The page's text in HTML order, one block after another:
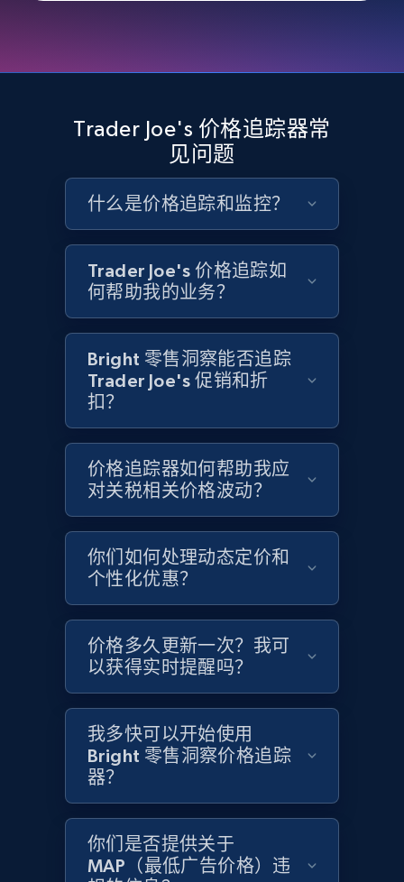
Google Shopping - collects products from
web using keywords
URL, Product id, Title, Product description,
Rating, Reviews count, Images, Variations, and
2.4K+ 199+ 立即开始
Home Depot US
URL, Domain, Country code, Model number,
Sku, Product id, Product name, Manufacturer,
and more.
2.1K+ 355+
Home Depot US - Gather data on products
using specified keywords
URL, Domain, Country code, Model number,
Sku, Product id, Product name, Manufacturer,
and more.
Home Depot US - Discover products by
specified URL
URL, Domain, Country code, Model number,
Sku, Product id, Product name, Manufacturer,
Trader Joe's 价格追踪器常
见问题
什么是价格追踪和监控？
Trader Joe's 价格追踪如
何帮助我的业务？
Bright 零售洞察能否追踪
Trader Joe's 促销和折
扣？
价格追踪器如何帮助我应
对关税相关价格波动？
你们如何处理动态定价和
个性化优惠？
价格多久更新一次？我可
以获得实时提醒吗？
我多快可以开始使用
Bright 零售洞察价格追踪
器？
你们是否提供关于
MAP（最低广告价格）违